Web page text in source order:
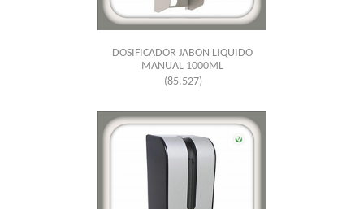
DOSIFICADOR JABON LIQUIDO
MANUAL 1000ML
(85.527)